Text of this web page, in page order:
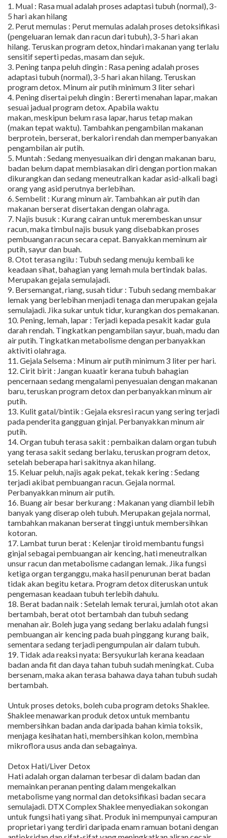
1. Mual : Rasa mual adalah proses adaptasi tubuh (normal), 3-
5 hari akan hilang
2. Perut memulas : Perut memulas adalah proses detoksifikasi
(pengeluaran lemak dan racun dari tubuh), 3-5 hari akan
hilang. Teruskan program detox, hindari makanan yang terlalu
sensitif seperti pedas, masam dan sejuk.
3. Pening tanpa peluh dingin : Rasa pening adalah proses
adaptasi tubuh (normal), 3-5 hari akan hilang. Teruskan
program detox. Minum air putih minimum 3 liter sehari
4. Pening disertai peluh dingin : Bererti menahan lapar, makan
sesuai jadual program detox. Apabila waktu
makan, meskipun belum rasa lapar, harus tetap makan
(makan tepat waktu). Tambahkan pengambilan makanan
berprotein, berserat, berkalori rendah dan memperbanyakan
pengambilan air putih.
5. Muntah : Sedang menyesuaikan diri dengan makanan baru,
badan belum dapat membiasakan diri dengan portion makan
dikurangkan dan sedang meneutralkan kadar asid-alkali bagi
orang yang asid perutnya berlebihan.
6. Sembelit : Kurang minum air. Tambahkan air putih dan
makanan berserat disertakan dengan olahraga.
7. Najis busuk : Kurang cairan untuk merembeskan unsur
racun, maka timbul najis busuk yang disebabkan proses
pembuangan racun secara cepat. Banyakkan meminum air
putih, sayur dan buah.
8. Otot terasa ngilu : Tubuh sedang menuju kembali ke
keadaan sihat, bahagian yang lemah mula bertindak balas.
Merupakan gejala semulajadi.
9. Bersemangat, riang, susah tidur : Tubuh sedang membakar
lemak yang berlebihan menjadi tenaga dan merupakan gejala
semulajadi. Jika sukar untuk tidur, kurangkan dos pemakanan.
10. Pening, lemah, lapar : Terjadi kepada pesakit kadar gula
darah rendah. Tingkatkan pengambilan sayur, buah, madu dan
air putih. Tingkatkan metabolisme dengan perbanyakkan
aktiviti olahraga.
11. Gejala Selsema : Minum air putih minimum 3 liter per hari.
12. Cirit birit : Jangan kuaatir kerana tubuh bahagian
pencernaan sedang mengalami penyesuaian dengan makanan
baru, teruskan program detox dan perbanyakkan minum air
putih.
13. Kulit gatal/bintik : Gejala eksresi racun yang sering terjadi
pada penderita gangguan ginjal. Perbanyakkan minum air
putih.
14. Organ tubuh terasa sakit : pembaikan dalam organ tubuh
yang terasa sakit sedang berlaku, teruskan program detox,
setelah beberapa hari sakitnya akan hilang.
15. Keluar peluh, najis agak pekat, tekak kering : Sedang
terjadi akibat pembuangan racun. Gejala normal.
Perbanyakkan minum air putih.
16. Buang air besar berkurang : Makanan yang diambil lebih
banyak yang diserap oleh tubuh. Merupakan gejala normal,
tambahkan makanan berserat tinggi untuk membersihkan
kotoran.
17. Lambat turun berat : Kelenjar tiroid membantu fungsi
ginjal sebagai pembuangan air kencing, hati meneutralkan
unsur racun dan metabolisme cadangan lemak. Jika fungsi
ketiga organ terganggu, maka hasil penurunan berat badan
tidak akan begitu ketara. Program detox diteruskan untuk
pengemasan keadaan tubuh terlebih dahulu.
18. Berat badan naik : Setelah lemak terurai, jumlah otot akan
bertambah, berat otot bertambah dan tubuh sedang
menahan air. Boleh juga yang sedang berlaku adalah fungsi
pembuangan air kencing pada buah pinggang kurang baik,
sementara sedang terjadi pengumpulan air dalam tubuh.
19. Tidak ada reaksi nyata: Bersyukurlah kerana keadaan
badan anda fit dan daya tahan tubuh sudah meningkat. Cuba
bersenam, maka akan terasa bahawa daya tahan tubuh sudah
bertambah.
Untuk proses detoks, boleh cuba program detoks Shaklee.
Shaklee menawarkan produk detox untuk membantu
membersihkan badan anda daripada bahan kimia toksik,
menjaga kesihatan hati, membersihkan kolon, membina
mikroflora usus anda dan sebagainya.
Detox Hati/Liver Detox
Hati adalah organ dalaman terbesar di dalam badan dan
memainkan peranan penting dalam mengekalkan
metabolisme yang normal dan detoksifikasi badan secara
semulajadi. DTX Complex Shaklee menyediakan sokongan
untuk fungsi hati yang sihat. Produk ini mempunyai campuran
proprietari yang terdiri daripada enam ramuan botani dengan